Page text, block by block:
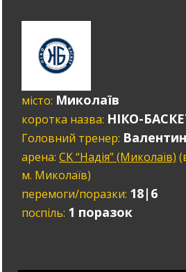
місто: Миколаїв
коротка назва: НІКО-
Головний тренер:
арена: CK “Надія” (Миколаїв)
м. Миколаїв)
перемоги/поразки: 18|6
поспіль: 1 поразок